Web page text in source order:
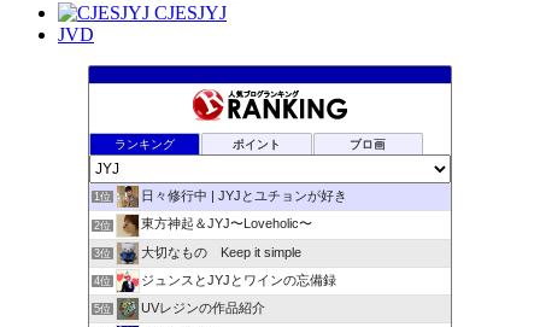
CJESJYJ
JVD
ランキング ポイント ブロ画
1位 日々修行中 | JYJとユチョンが好き
2位 東方神起＆JYJ〜Loveholic〜
3位 大切なもの Keep it simple
4位 ジュンスとJYJとワインの忘備録
5位 UVレジンの作品紹介